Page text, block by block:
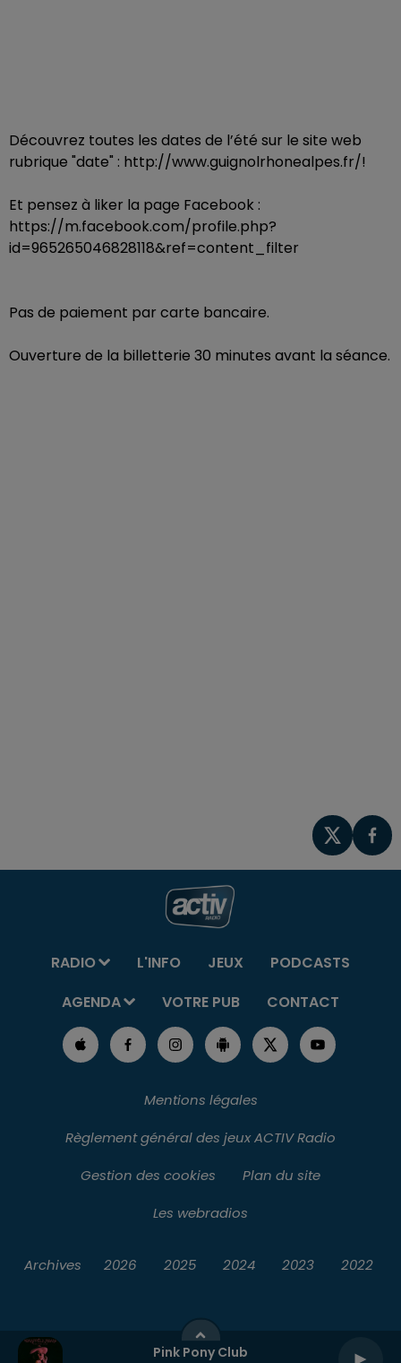
Pink Pony Club
Découvrez toutes les dates de l’été sur le site web
rubrique "date" : http://www.guignolrhonealpes.fr/!
Et pensez à liker la page Facebook :
https://m.facebook.com/profile.php?
id=965265046828118&ref=content_filter
Pas de paiement par carte bancaire.
Ouverture de la billetterie 30 minutes avant la séance.
RADIO L'INFO JEUX
PODCASTS
AGENDA
VOTRE PUB CONTACT
Mentions légales
Règlement général des jeux ACTIV Radio
Gestion des cookies
Plan du site
Les webradios
Archives 2026 2025 2024 2023 2022